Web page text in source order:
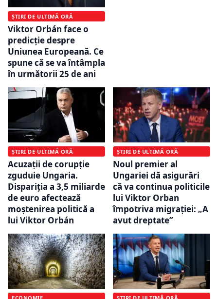
ȘTIRI DE ULTIMĂ ORĂ
Viktor Orbán face o
predicție despre
Uniunea Europeană. Ce
spune că se va întâmpla
în următorii 25 de ani
ȘTIRI DE ULTIMĂ ORĂ
Acuzații de corupție
zguduie Ungaria.
Dispariția a 3,5 miliarde
de euro afectează
moștenirea politică a
lui Viktor Orbán
ȘTIRI DE ULTIMĂ ORĂ
Noul premier al
Ungariei dă asigurări
că va continua politicile
lui Viktor Orban
împotriva migrației: „A
avut dreptate”